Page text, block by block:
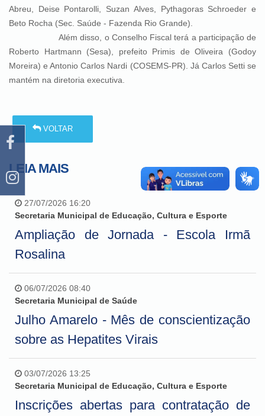
Abreu, Deise Pontarolli, Suzan Alves, Pythagoras Schroeder e
Beto Rocha (Sec. Saúde - Fazenda Rio Grande).
Além disso, o Conselho Fiscal terá a participação de
Roberto Hartmann (Sesa), prefeito Primis de Oliveira (Godoy
Moreira) e Antonio Carlos Nardi (COSEMS-PR). Já Carlos Setti se
mantém na diretoria executiva.
VOLTAR
LEIA MAIS
27/07/2026 16:20
Secretaria Municipal de Educação, Cultura e Esporte
Ampliação de Jornada - Escola Irmã
Rosalina
06/07/2026 08:40
Secretaria Municipal de Saúde
Julho Amarelo - Mês de conscientização
sobre as Hepatites Virais
03/07/2026 13:25
Secretaria Municipal de Educação, Cultura e Esporte
Inscrições abertas para contratação de